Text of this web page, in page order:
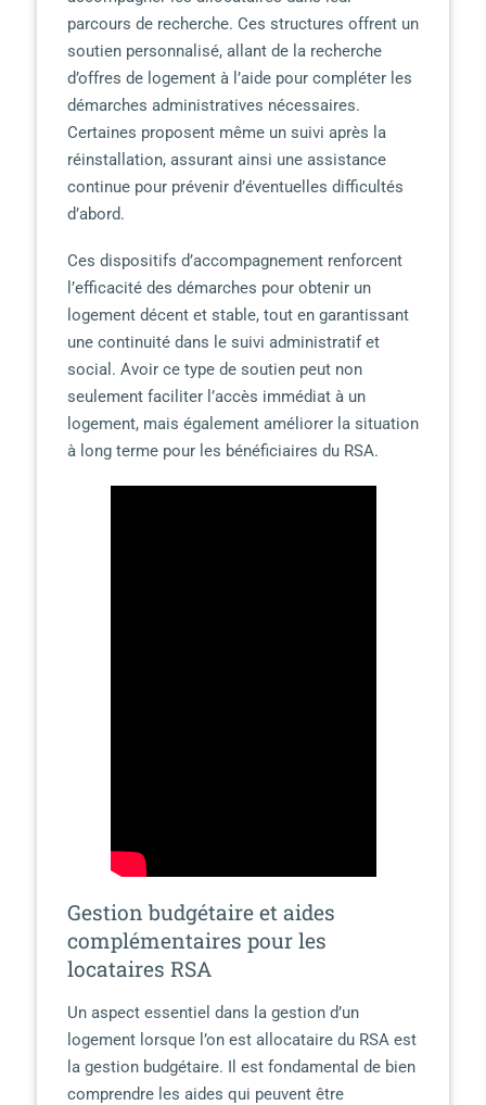
parcours de recherche. Ces structures offrent un
soutien personnalisé, allant de la recherche
d’offres de logement à l’aide pour compléter les
démarches administratives nécessaires.
Certaines proposent même un suivi après la
réinstallation, assurant ainsi une assistance
continue pour prévenir d’éventuelles difficultés
d’abord.
Ces dispositifs d’accompagnement renforcent
l’efficacité des démarches pour obtenir un
logement décent et stable, tout en garantissant
une continuité dans le suivi administratif et
social. Avoir ce type de soutien peut non
seulement faciliter l’accès immédiat à un
logement, mais également améliorer la situation
à long terme pour les bénéficiaires du RSA.
Gestion budgétaire et aides
complémentaires pour les
locataires RSA
Un aspect essentiel dans la gestion d’un
logement lorsque l’on est allocataire du RSA est
la gestion budgétaire. Il est fondamental de bien
comprendre les aides qui peuvent être